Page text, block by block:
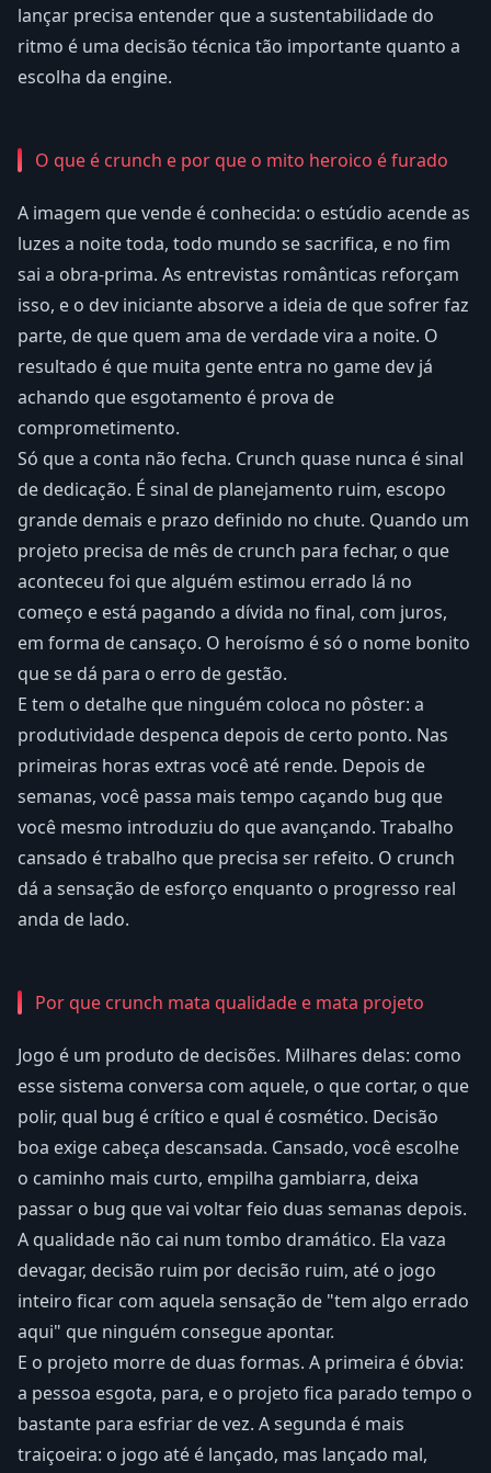
lançar precisa entender que a sustentabilidade do
ritmo é uma decisão técnica tão importante quanto a
escolha da engine.
O que é crunch e por que o mito heroico é furado
A imagem que vende é conhecida: o estúdio acende as
luzes a noite toda, todo mundo se sacrifica, e no fim
sai a obra-prima. As entrevistas românticas reforçam
isso, e o dev iniciante absorve a ideia de que sofrer faz
parte, de que quem ama de verdade vira a noite. O
resultado é que muita gente entra no game dev já
achando que esgotamento é prova de
comprometimento.
Só que a conta não fecha. Crunch quase nunca é sinal
de dedicação. É sinal de planejamento ruim, escopo
grande demais e prazo definido no chute. Quando um
projeto precisa de mês de crunch para fechar, o que
aconteceu foi que alguém estimou errado lá no
começo e está pagando a dívida no final, com juros,
em forma de cansaço. O heroísmo é só o nome bonito
que se dá para o erro de gestão.
E tem o detalhe que ninguém coloca no pôster: a
produtividade despenca depois de certo ponto. Nas
primeiras horas extras você até rende. Depois de
semanas, você passa mais tempo caçando bug que
você mesmo introduziu do que avançando. Trabalho
cansado é trabalho que precisa ser refeito. O crunch
dá a sensação de esforço enquanto o progresso real
anda de lado.
Por que crunch mata qualidade e mata projeto
Jogo é um produto de decisões. Milhares delas: como
esse sistema conversa com aquele, o que cortar, o que
polir, qual bug é crítico e qual é cosmético. Decisão
boa exige cabeça descansada. Cansado, você escolhe
o caminho mais curto, empilha gambiarra, deixa
passar o bug que vai voltar feio duas semanas depois.
A qualidade não cai num tombo dramático. Ela vaza
devagar, decisão ruim por decisão ruim, até o jogo
inteiro ficar com aquela sensação de "tem algo errado
aqui" que ninguém consegue apontar.
E o projeto morre de duas formas. A primeira é óbvia:
a pessoa esgota, para, e o projeto fica parado tempo o
bastante para esfriar de vez. A segunda é mais
traiçoeira: o jogo até é lançado, mas lançado mal,